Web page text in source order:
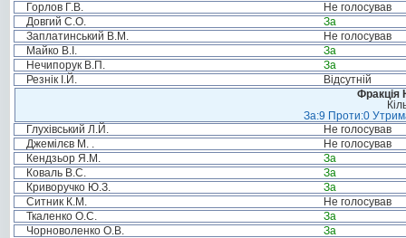
Горлов Г.В.
Не голосував
Довгий С.О.
За
Заплатинський В.М.
Не голосував
Майко В.І.
За
Нечипорук В.П.
За
Резнік І.Й.
Відсутній
Фракція
За:9 Проти:0
Глухівський Л.Й.
Не голосував
Джемілєв М. .
Не голосував
Кендзьор Я.М.
За
Коваль В.С.
За
Криворучко Ю.З.
За
Ситник К.М.
Не голосував
Ткаленко О.С.
За
Чорноволенко О.В.
За